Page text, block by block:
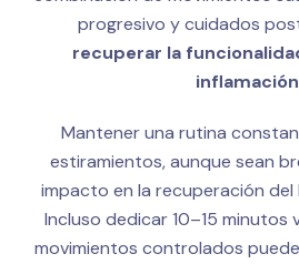
progresivo y cuidados
recuperar la
inflamación
Mantener una rutina
estiramientos, aunque sean
impacto en la recuperación
Incluso dedicar 10–15 minutos
movimientos controlados